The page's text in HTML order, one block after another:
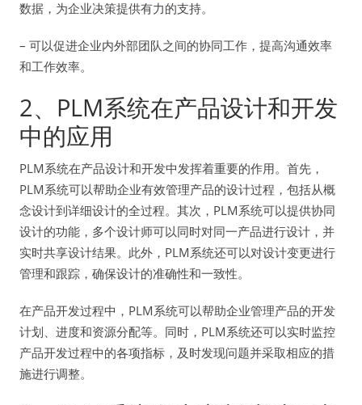
数据，为企业决策提供有力的支持。
– 可以促进企业内外部团队之间的协同工作，提高沟通效率
和工作效率。
2、PLM系统在产品设计和开发
中的应用
PLM系统在产品设计和开发中发挥着重要的作用。首先，
PLM系统可以帮助企业有效管理产品的设计过程，包括从概
念设计到详细设计的全过程。其次，PLM系统可以提供协同
设计的功能，多个设计师可以同时对同一产品进行设计，并
实时共享设计结果。此外，PLM系统还可以对设计变更进行
管理和跟踪，确保设计的准确性和一致性。
在产品开发过程中，PLM系统可以帮助企业管理产品的开发
计划、进度和资源分配等。同时，PLM系统还可以实时监控
产品开发过程中的各项指标，及时发现问题并采取相应的措
施进行调整。